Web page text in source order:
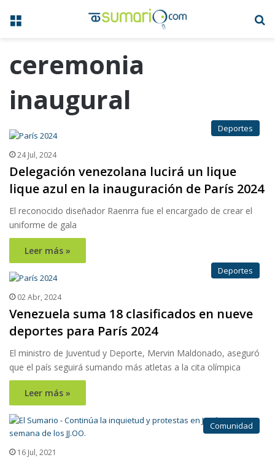
Menú
ceremonia
inaugural
Deportes
24 Jul, 2024
Delegación venezolana lucirá un lique
lique azul en la inauguración de París 2024
El reconocido diseñador Raenrra fue el encargado de crear el
uniforme de gala
Leer más »
Deportes
02 Abr, 2024
Venezuela suma 18 clasificados en nueve
deportes para París 2024
El ministro de Juventud y Deporte, Mervin Maldonado, aseguró
que el país seguirá sumando más atletas a la cita olímpica
Leer más »
Comunidad
16 Jul, 2021